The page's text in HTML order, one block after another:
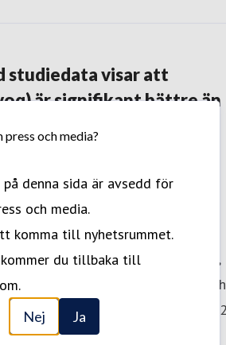
och media?
denna sida är avsedd för
och media.
komma till nyhetsrummet.
du tillbaka till
Nej Ja
studiedata visar att
är signifikant bättre än
avseende primära och
vid atopisk
resultat från LEVEL UP, en öppen,
som utvärderade effekt och
hos vuxna och ungdomar
till svår atopisk dermatit som